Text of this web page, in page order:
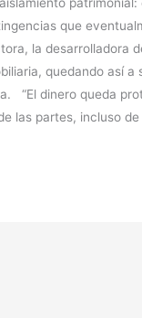
que
la desarrolladora
quedando así a
“El dinero queda
las partes, incluso de